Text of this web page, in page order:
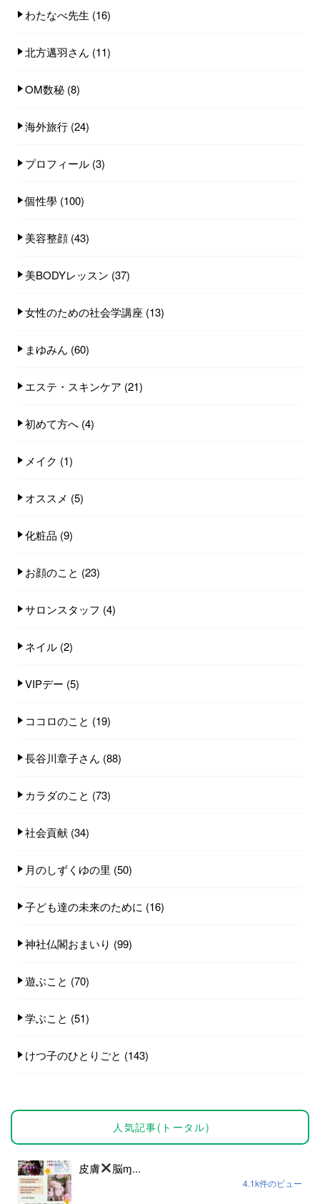
わたなべ先生 (16)
北方邁羽さん (11)
OM数秘 (8)
海外旅行 (24)
プロフィール (3)
個性學 (100)
美容整顔 (43)
美BODYレッスン (37)
女性のための社会学講座 (13)
まゆみん (60)
エステ・スキンケア (21)
初めて方へ (4)
メイク (1)
オススメ (5)
化粧品 (9)
お顔のこと (23)
サロンスタッフ (4)
ネイル (2)
VIPデー (5)
ココロのこと (19)
長谷川章子さん (88)
カラダのこと (73)
社会貢献 (34)
月のしずくゆの里 (50)
子ども達の未来のために (16)
神社仏閣おまいり (99)
遊ぶこと (70)
学ぶこと (51)
けつ子のひとりごと (143)
人気記事(トータル)
皮膚 脳ɱ...
4.1k件のビュー